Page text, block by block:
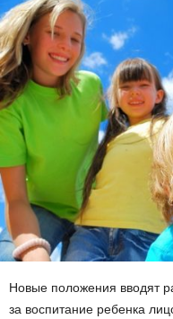
Новые положения вводят
за воспитание ребенка